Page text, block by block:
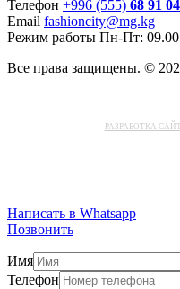
Teлефон +996 (555) 68 91 04
Email fashioncity@mg.kg
Режим работы Пн-Пт: 09.00
Все права защищены. ©
РАЗРАБОТКА
Написать в Whatsapp
Позвонить
Имя
Телефон